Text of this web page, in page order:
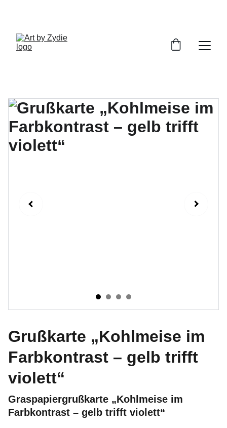
Grußkarte „Kohlmeise im
Farbkontrast – gelb trifft
violett“
Graspapiergrußkarte „Kohlmeise im
Farbkontrast – gelb trifft violett“